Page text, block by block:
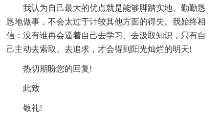
我认为自己最大的优点就是能够脚踏实地、勤勤恳
恳地做事，不会太过于计较其他方面的得失。我始终相
信：没有谁再会逼着自己去学习、去汲取知识，只有自
己主动去索取、去追求，才会得到阳光灿烂的明天!
热切期盼您的回复!
此致
敬礼!